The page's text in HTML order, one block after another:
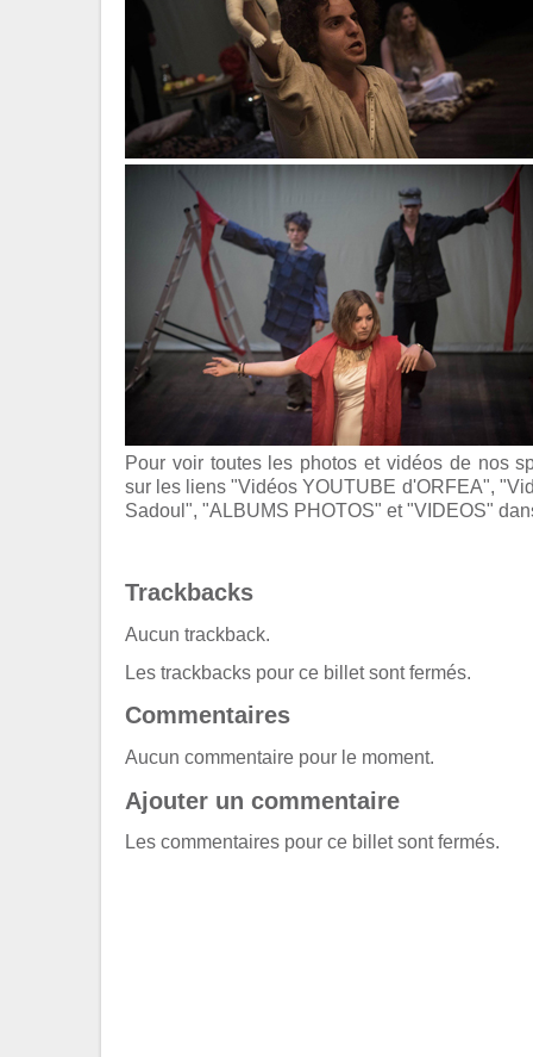
Pour voir toutes les photos et vidéos de nos
sur les liens "Vidéos YOUTUBE d'ORFEA",
Sadoul", "ALBUMS PHOTOS" et "VIDEOS"
Trackbacks
Aucun trackback.
Les trackbacks pour ce billet sont fermés.
Commentaires
Aucun commentaire pour le moment.
Ajouter un commentaire
Les commentaires pour ce billet sont fermés.